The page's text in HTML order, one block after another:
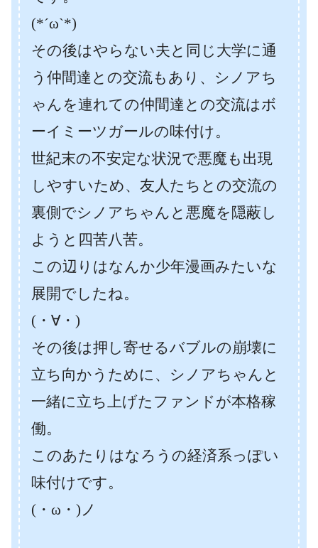
(*´ω`*)
その後はやらない夫と同じ大学に通
う仲間達との交流もあり、シノアち
ゃんを連れての仲間達との交流はボ
ーイミーツガールの味付け。
世紀末の不安定な状況で悪魔も出現
しやすいため、友人たちとの交流の
裏側でシノアちゃんと悪魔を隠蔽し
ようと四苦八苦。
この辺りはなんか少年漫画みたいな
展開でしたね。
(・∀・)
その後は押し寄せるバブルの崩壊に
立ち向かうために、シノアちゃんと
一緒に立ち上げたファンドが本格稼
働。
このあたりはなろうの経済系っぽい
味付けです。
(・ω・)ノ